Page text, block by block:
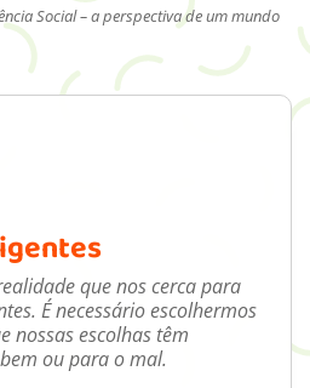
Social – a perspectiva de um mundo
que nos cerca para
É necessário escolhermos
nossas escolhas têm
ou para o mal.